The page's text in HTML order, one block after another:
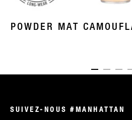
POWDER MAT
ITEM 01
ITEM
SUIVEZ-NOUS #MANHATTAN